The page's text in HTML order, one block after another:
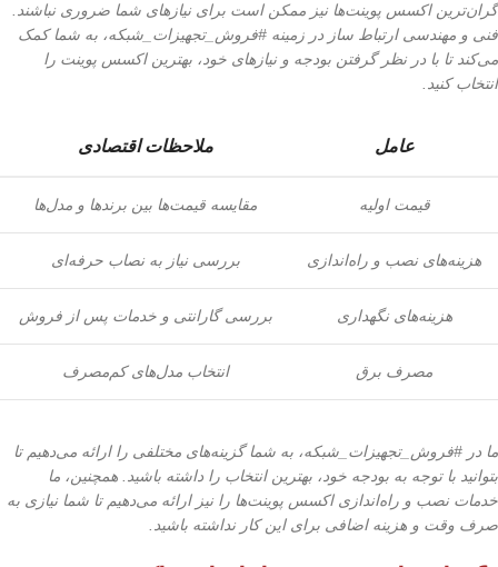
گران‌ترین اکسس پوینت‌ها نیز ممکن است برای نیازهای شما ضروری نباشند.
فنی و مهندسی ارتباط ساز در زمینه #فروش_تجهیزات_شبکه، به شما کمک
می‌کند تا با در نظر گرفتن بودجه و نیازهای خود، بهترین اکسس پوینت را
انتخاب کنید.
عامل ملاحظات اقتصادی
قیمت اولیه مقایسه قیمت‌ها بین برندها و مدل‌ها
هزینه‌های نصب و راه‌اندازی بررسی نیاز به نصاب حرفه‌ای
هزینه‌های نگهداری بررسی گارانتی و خدمات پس از فروش
مصرف برق انتخاب مدل‌های کم‌مصرف
ما در #فروش_تجهیزات_شبکه، به شما گزینه‌های مختلفی را ارائه می‌دهیم تا
بتوانید با توجه به بودجه خود، بهترین انتخاب را داشته باشید. همچنین، ما
خدمات نصب و راه‌اندازی اکسس پوینت‌ها را نیز ارائه می‌دهیم تا شما نیازی به
صرف وقت و هزینه اضافی برای این کار نداشته باشید.